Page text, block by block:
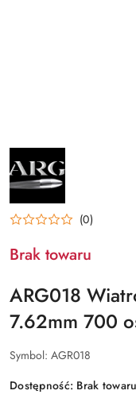
NAZWA
PRODUCENTA:
ARG
POLAND
(0)
Brak towaru
ARG018
7.62mm 700
Symbol: AGR018
Dostępność: Brak towaru